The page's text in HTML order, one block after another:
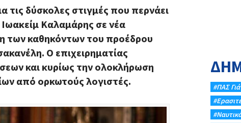
δύσκολες στιγμές που περνάει
Καλαμάρης σε νέα
των καθηκόντων του προέδρου
Ο επιχειρηματίας
και κυρίως την ολοκλήρωση
από ορκωτούς λογιστές.
#ΠΑΣ